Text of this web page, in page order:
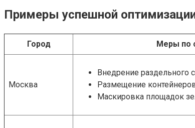
Примеры успешной
Город Меры по
Москва
Внедрение раздельного
Размещение
Маскировка площадок